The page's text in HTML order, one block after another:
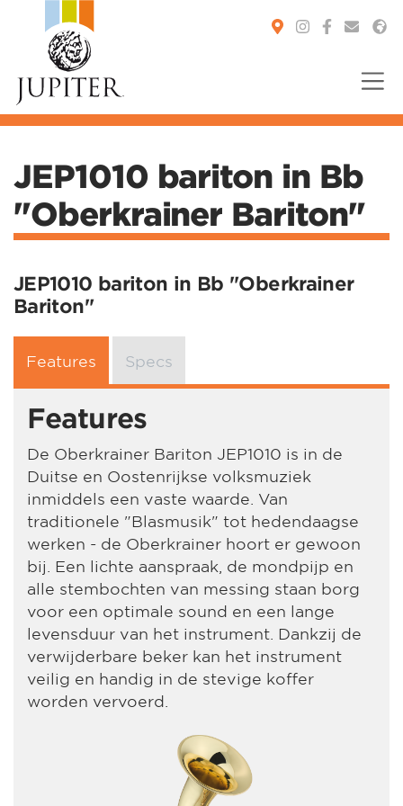
JEP1010 bariton in Bb
"Oberkrainer Bariton"
JEP1010 bariton in Bb "Oberkrainer
Bariton"
Features Specs
Features
De Oberkrainer Bariton JEP1010 is in de
Duitse en Oostenrijkse volksmuziek
inmiddels een vaste waarde. Van
traditionele "Blasmusik" tot hedendaagse
werken - de Oberkrainer hoort er gewoon
bij. Een lichte aanspraak, de mondpijp en
alle stembochten van messing staan borg
voor een optimale sound en een lange
levensduur van het instrument. Dankzij de
verwijderbare beker kan het instrument
veilig en handig in de stevige koffer
worden vervoerd.